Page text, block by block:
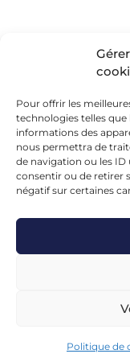
Pour offrir les
technologies telles
informations des
nous permettra de
de navigation ou les ID
consentir ou de retirer
négatif sur certaines
Politique de
Mentions légales